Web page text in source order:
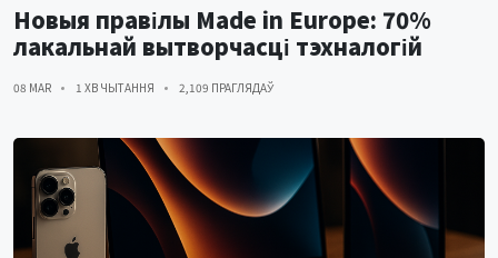
Новыя правілы Made in Europe: 70%
лакальнай вытворчасці тэхналогій
08 MAR 1 ХВ ЧЫТАННЯ 2,109 ПРАГЛЯДАЎ